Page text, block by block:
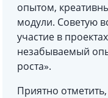
опытом,
модули. Советую
участие в
незабываемый
роста».
Приятно